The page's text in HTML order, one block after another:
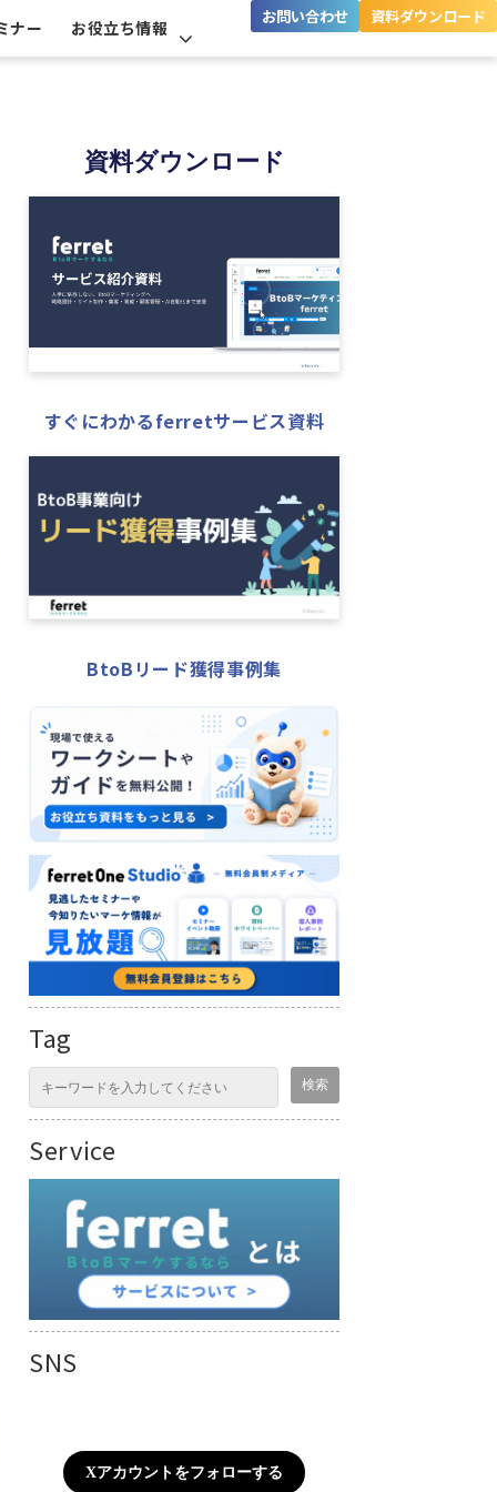
ナー お役立ち情報
お問い合わせ 資料ダウンロード
資料ダウンロード
すぐにわかるferretサービス資料
BtoBリード獲得事例集
Tag
Service
SNS
Xアカウントをフォローする